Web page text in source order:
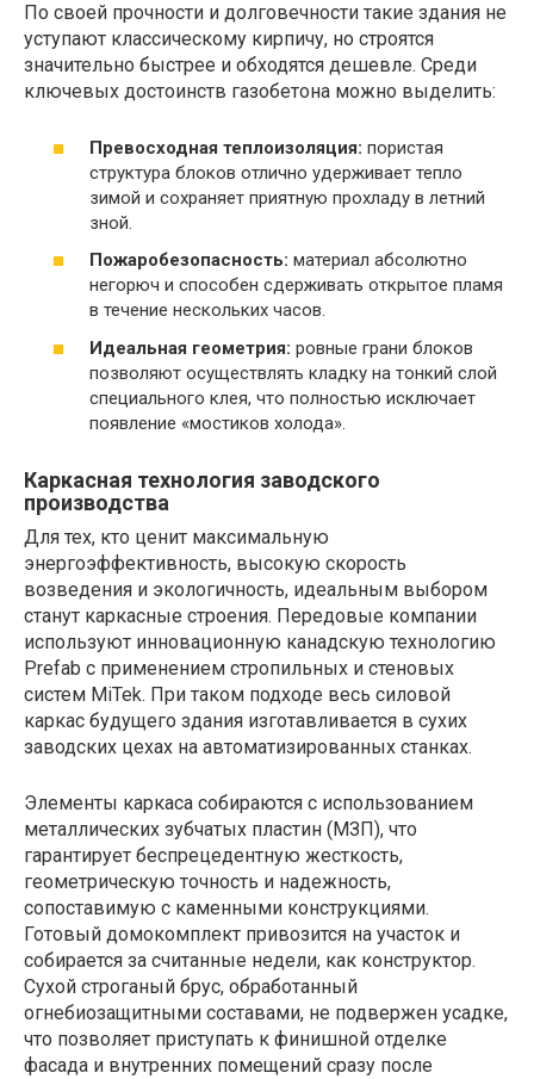
По своей прочности и долговечности такие здания не
уступают классическому кирпичу, но строятся
значительно быстрее и обходятся дешевле. Среди
ключевых достоинств газобетона можно выделить:
Превосходная теплоизоляция: пористая
структура блоков отлично удерживает тепло
зимой и сохраняет приятную прохладу в летний
зной.
Пожаробезопасность: материал абсолютно
негорюч и способен сдерживать открытое пламя
в течение нескольких часов.
Идеальная геометрия: ровные грани блоков
позволяют осуществлять кладку на тонкий слой
специального клея, что полностью исключает
появление «мостиков холода».
Каркасная технология заводского
производства
Для тех, кто ценит максимальную
энергоэффективность, высокую скорость
возведения и экологичность, идеальным выбором
станут каркасные строения. Передовые компании
используют инновационную канадскую технологию
Prefab с применением стропильных и стеновых
систем MiTek. При таком подходе весь силовой
каркас будущего здания изготавливается в сухих
заводских цехах на автоматизированных станках.
Элементы каркаса собираются с использованием
металлических зубчатых пластин (МЗП), что
гарантирует беспрецедентную жесткость,
геометрическую точность и надежность,
сопоставимую с каменными конструкциями.
Готовый домокомплект привозится на участок и
собирается за считанные недели, как конструктор.
Сухой строганый брус, обработанный
огнебиозащитными составами, не подвержен усадке,
что позволяет приступать к финишной отделке
фасада и внутренних помещений сразу после